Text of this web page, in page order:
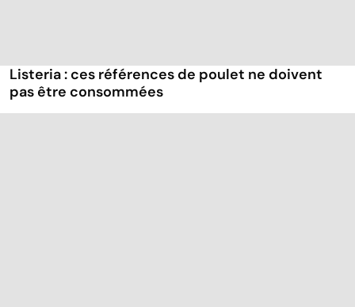
Listeria : ces références de poulet ne doivent
pas être consommées